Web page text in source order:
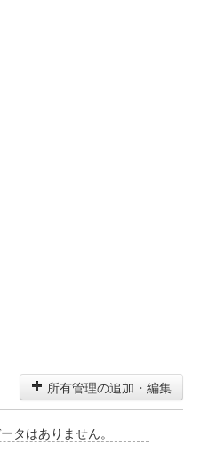
所有管理の追加・編集
タはありません。